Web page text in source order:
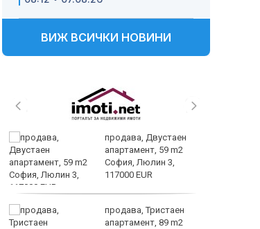
ВИЖ ВСИЧКИ НОВИНИ
продава, Двустаен
апартамент, 59 m2
София, Люлин 3,
117000 EUR
продава, Тристаен
апартамент, 89 m2